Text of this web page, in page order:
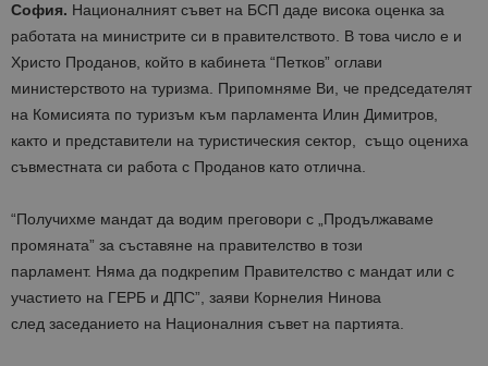
София. Националният съвет на БСП даде висока оценка за
работата на министрите си в правителството. В това число е и
Христо Проданов, който в кабинета “Петков” оглави
министерството на туризма. Припомняме Ви, че председателят
на Комисията по туризъм към парламента Илин Димитров,
както и представители на туристическия сектор, също оцениха
съвместната си работа с Проданов като отлична.
“Получихме мандат да водим преговори с „Продължaваме
промяната” за съставяне на правителство в този
парламент. Няма да подкрепим Правителство с мандат или с
участието на ГЕРБ и ДПС”, заяви Корнелия Нинова
след заседанието на Националния съвет на партията.